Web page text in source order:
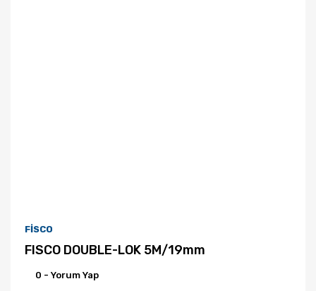
FİSCO
FISCO DOUBLE-LOK 5M/19mm
0 - Yorum Yap